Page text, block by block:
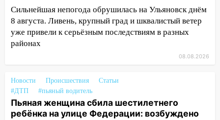
15:47 Ульяновцы могут вернуть деньги
за абонементы закрывшегося фитнес-
клуба «Рекорд-Fitness»
15:34
площадки
15:27
Прокуратура проверяет
капремонт школы в селе Кивать
Сильнейшая непогода обрушилась на Ульяновск днём
8 августа. Ливень, крупный град и шквалистый ветер
уже привели к серьёзным последствиям в разных
районах
08.08.2026
Новости Происшествия
Статьи
#ДТП
#пьяный водитель
Пьяная женщина сбила шестилетнего
ребёнка на улице Федерации: возбуждено